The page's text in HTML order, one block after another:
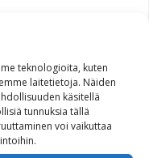
teknologioita, kuten
laitetietoja. Näiden
käsitellä
tunnuksia tällä
voi vaikuttaa